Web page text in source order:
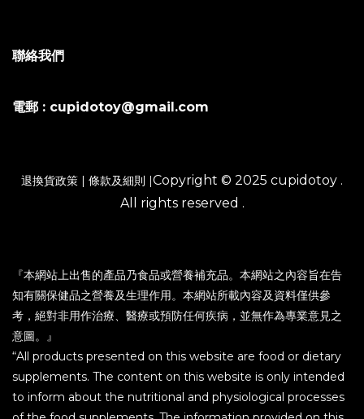
聯絡我們
電郵 : cupidotoy@gmail.com
退換貨政策 | 條款及細則 |Copyright © 2025 cupidotoy .
All rights reserved .
『本網站上出售的產品乃食品或營養補充品。本網站之內容旨在告
知有關保健品之營養及生理作用。本網站所載內容及資料僅供參
考，絕對非用作治療、醫療或預防任何疾病，並無作為專業意見之
意圖。』
“All products presented on this website are food or dietary
supplements. The content on this website is only intended
to inform about the nutritional and physiological processes